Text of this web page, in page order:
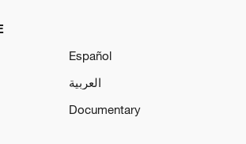
Español
العربية
Documentary